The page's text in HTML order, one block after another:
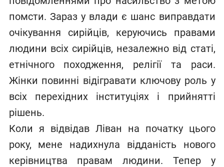
помсти. Зараз у влади є шанс виправдати
очікування сирійців, керуючись правами
людини всіх сирійців, незалежно від статі,
етнічного походження, релігії та раси.
Жінки повинні відігравати ключову роль у
всіх перехідних інституціях і прийнятті
рішень.
Коли я відвідав Ліван на початку цього
року, мене надихнула відданість нового
керівництва правам людини. Тепер у